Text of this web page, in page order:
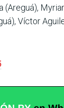
Víctor